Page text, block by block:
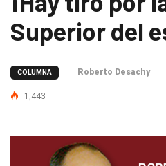
Superior del
COLUMNA Roberto Desachy
1,443